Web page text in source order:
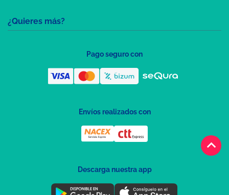
keyboard_arrow_up
¿Quieres más?
Pago seguro con
Envíos realizados con
Descarga nuestra app